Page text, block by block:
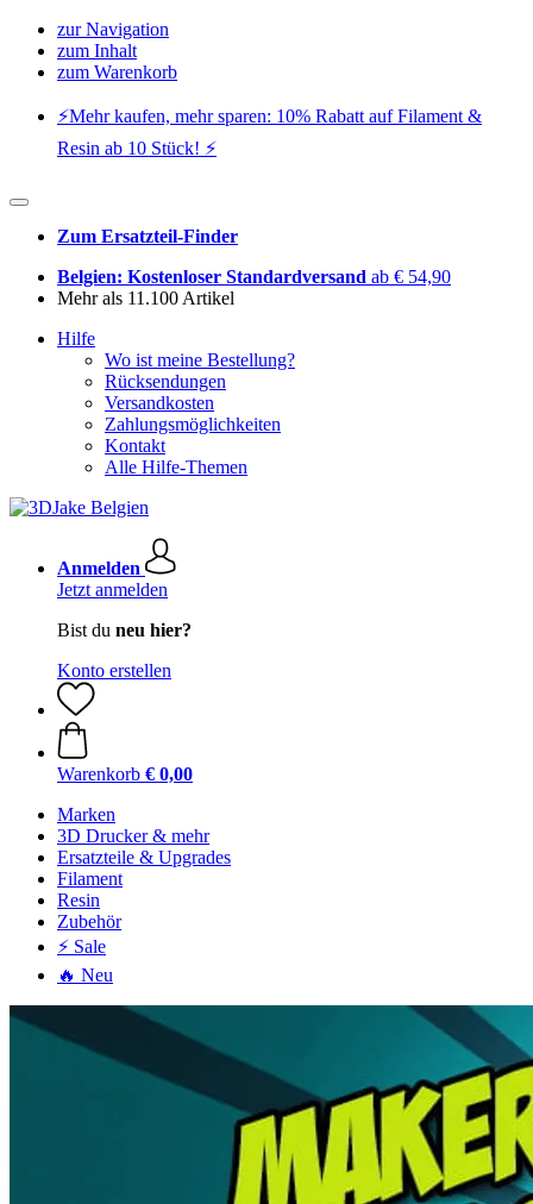
zur Navigation
zum Inhalt
zum Warenkorb
⚡️Mehr kaufen, mehr sparen: 10% Rabatt auf Filament &
Resin ab 10 Stück! ⚡️
Zum Ersatzteil-Finder
Belgien: Kostenloser Standardversand ab € 54,90
Mehr als 11.100 Artikel
Hilfe
Wo ist meine Bestellung?
Rücksendungen
Versandkosten
Zahlungsmöglichkeiten
Kontakt
Alle Hilfe-Themen
Anmelden
Jetzt anmelden
Bist du neu hier?
Konto erstellen
Warenkorb € 0,00
Marken
3D Drucker & mehr
Ersatzteile & Upgrades
Filament
Resin
Zubehör
⚡ Sale
🔥 Neu